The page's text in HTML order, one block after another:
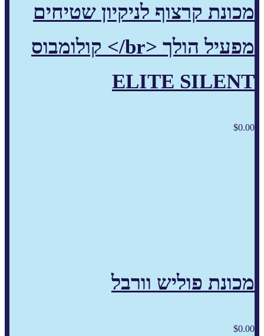
מכונת קרצוף לניקיון שטיחים
מפעיל הולך <br/> קולומבוס
ELITE SILENT
$0.00
מכונת פוליש וורבל
$0.00